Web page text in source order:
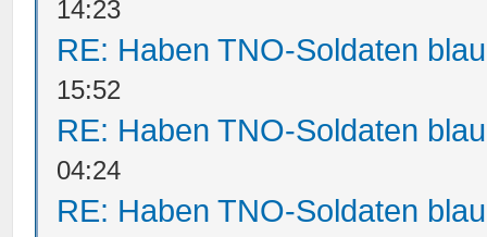
14:23
RE: Haben TNO-Soldaten
15:52
RE: Haben TNO-Soldaten
04:24
RE: Haben TNO-Soldaten